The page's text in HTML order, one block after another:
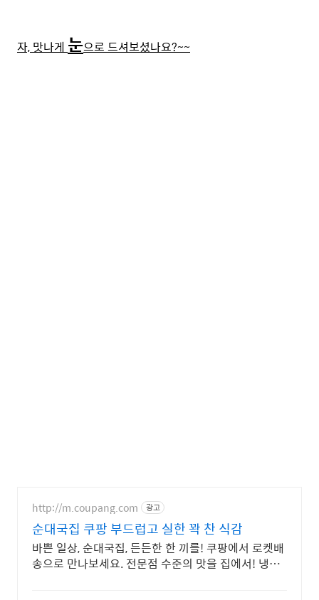
자, 맛나게 눈으로 드셔보셨나요?~~
http://m.coupang.com 광고
순대국집 쿠팡 부드럽고 실한 꽉 찬 식감
바쁜 일상, 순대국집, 든든한 한 끼를! 쿠팡에서 로켓배
송으로 만나보세요. 전문점 수준의 맛을 집에서! 냉동